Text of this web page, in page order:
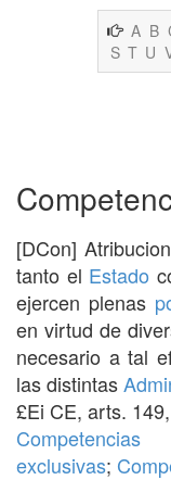
A B
S T U
[DCon]
tanto el Estado
ejercen plenas
en virtud de
necesario a tal
las distintas
£Ei CE, arts.
Competencias
exclusivas;